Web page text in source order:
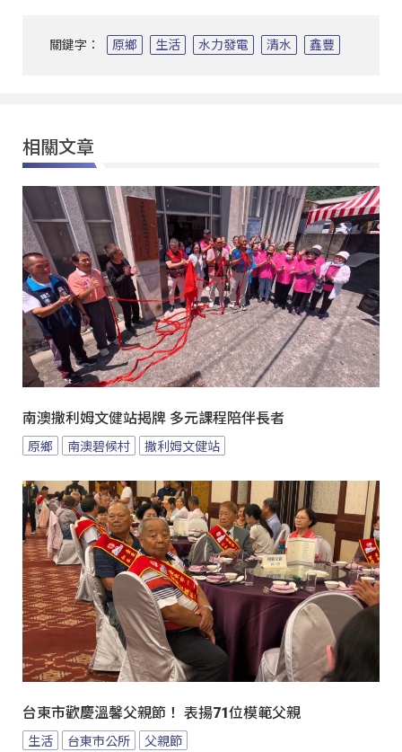
關鍵字： 原鄉 生活 水力發電 清水 鑫豐
相關文章
南澳撒利姆文健站揭牌 多元課程陪伴長者
原鄉 南澳碧候村 撒利姆文健站
台東市歡慶溫馨父親節！ 表揚71位模範父親
生活 台東市公所 父親節